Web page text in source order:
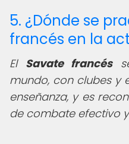
5. ¿Dónde se
francés en la
El Savate francés
mundo, con clubes y
enseñanza, y es
de combate efectivo